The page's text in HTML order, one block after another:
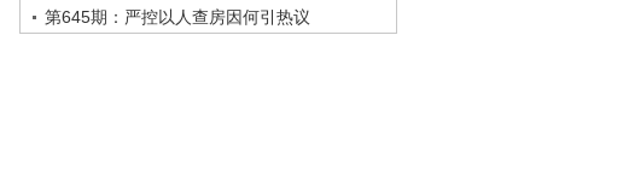
第645期：严控以人查房因何引热议